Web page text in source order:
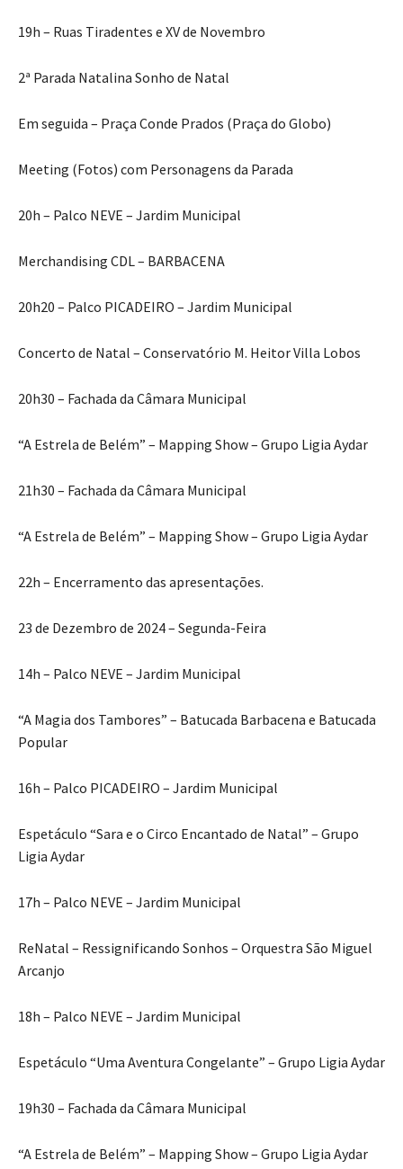
19h – Ruas Tiradentes e XV de Novembro
2ª Parada Natalina Sonho de Natal
Em seguida – Praça Conde Prados (Praça do Globo)
Meeting (Fotos) com Personagens da Parada
20h – Palco NEVE – Jardim Municipal
Merchandising CDL – BARBACENA
20h20 – Palco PICADEIRO – Jardim Municipal
Concerto de Natal – Conservatório M. Heitor Villa Lobos
20h30 – Fachada da Câmara Municipal
“A Estrela de Belém” – Mapping Show – Grupo Ligia Aydar
21h30 – Fachada da Câmara Municipal
“A Estrela de Belém” – Mapping Show – Grupo Ligia Aydar
22h – Encerramento das apresentações.
23 de Dezembro de 2024 – Segunda-Feira
14h – Palco NEVE – Jardim Municipal
“A Magia dos Tambores” – Batucada Barbacena e Batucada
Popular
16h – Palco PICADEIRO – Jardim Municipal
Espetáculo “Sara e o Circo Encantado de Natal” – Grupo
Ligia Aydar
17h – Palco NEVE – Jardim Municipal
ReNatal – Ressignificando Sonhos – Orquestra São Miguel
Arcanjo
18h – Palco NEVE – Jardim Municipal
Espetáculo “Uma Aventura Congelante” – Grupo Ligia Aydar
19h30 – Fachada da Câmara Municipal
“A Estrela de Belém” – Mapping Show – Grupo Ligia Aydar